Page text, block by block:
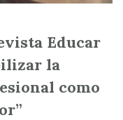
Educar
la
como